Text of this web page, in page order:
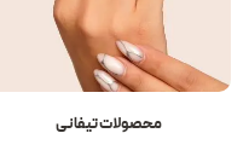
محصولات تیفانی